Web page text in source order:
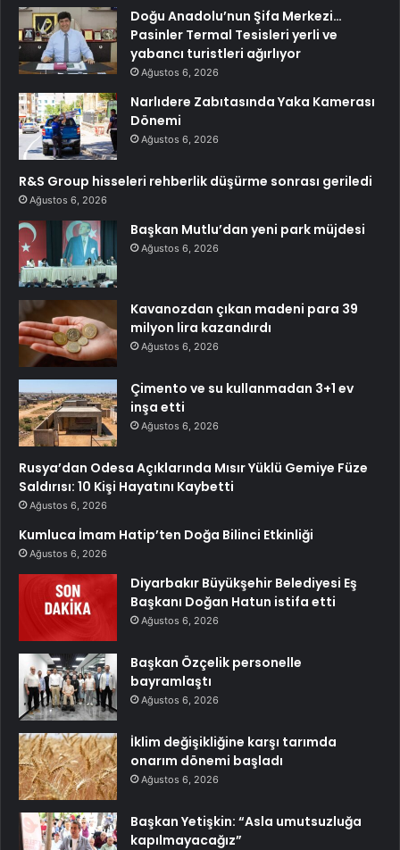
Doğu Anadolu’nun Şifa Merkezi…
Pasinler Termal Tesisleri yerli ve
yabancı turistleri ağırlıyor
Ağustos 6, 2026
Narlıdere Zabıtasında Yaka Kamerası
Dönemi
Ağustos 6, 2026
R&S Group hisseleri rehberlik düşürme sonrası geriledi
Ağustos 6, 2026
Başkan Mutlu’dan yeni park müjdesi
Ağustos 6, 2026
Kavanozdan çıkan madeni para 39
milyon lira kazandırdı
Ağustos 6, 2026
Çimento ve su kullanmadan 3+1 ev
inşa etti
Ağustos 6, 2026
Rusya’dan Odesa Açıklarında Mısır Yüklü Gemiye Füze
Saldırısı: 10 Kişi Hayatını Kaybetti
Ağustos 6, 2026
Kumluca İmam Hatip’ten Doğa Bilinci Etkinliği
Ağustos 6, 2026
Diyarbakır Büyükşehir Belediyesi Eş
Başkanı Doğan Hatun istifa etti
Ağustos 6, 2026
Başkan Özçelik personelle
bayramlaştı
Ağustos 6, 2026
İklim değişikliğine karşı tarımda
onarım dönemi başladı
Ağustos 6, 2026
Başkan Yetişkin: “Asla umutsuzluğa
kapılmayacağız”